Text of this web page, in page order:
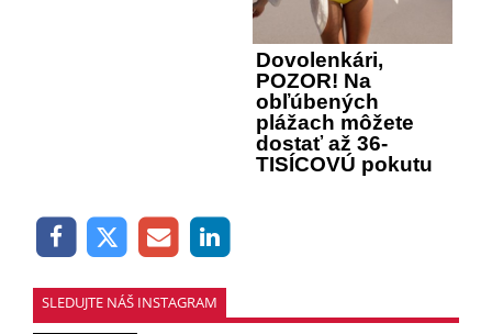
Dovolenkári,
POZOR! Na
obľúbených
plážach môžete
dostať až 36-
TISÍCOVÚ pokutu
SLEDUJTE NÁŠ INSTAGRAM